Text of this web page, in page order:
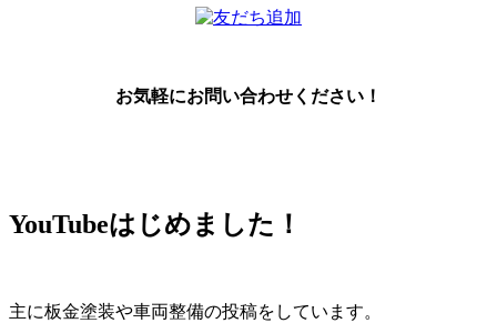
お気軽にお問い合わせください！
YouTubeはじめました！
主に板金塗装や車両整備の投稿をしています。